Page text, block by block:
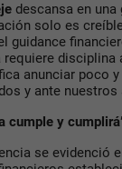
descansa en
solo es
guidance
requiere
anunciar poco
y ante
cumple y
se evidenció